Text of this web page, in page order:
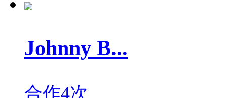
Johnny B...
合作4次